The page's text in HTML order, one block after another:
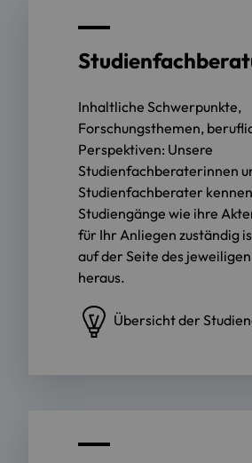
Inhaltliche Schwerpunkte,
Forschungsthemen,
Perspektiven: Unsere
Studienfachberaterinnen
Studienfachberater
Studiengänge wie ihre
für Ihr Anliegen zuständig
auf der Seite des
heraus.
Übersicht der